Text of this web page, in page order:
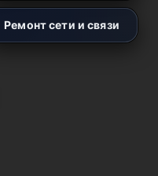
Ремонт сети и связи